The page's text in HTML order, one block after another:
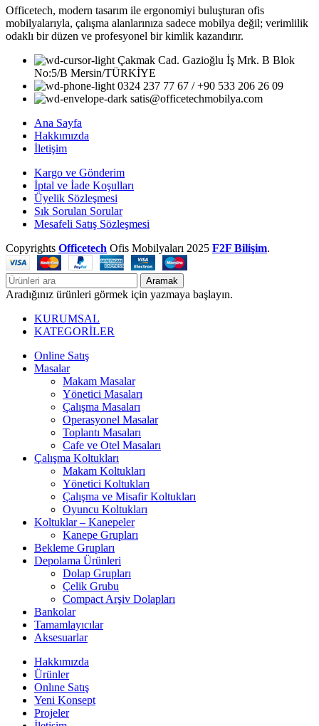
Officetech, modern tasarım ile ergonomiyi buluşturan ofis
mobilyalarıyla, çalışma alanlarınıza sadece mobilya değil; verimlilik
odaklı bir düzen ve profesyonel bir kimlik kazandırır.
Çakmak Cad. Gazioğlu İş Mrk. B Blok
No:5/B Mersin/TÜRKİYE
0324 237 77 67 / +90 533 206 26 09
satis@officetechmobilya.com
Ana Sayfa
Hakkımızda
İletişim
Kargo ve Gönderim
İptal ve İade Koşulları
Üyelik Sözleşmesi
Sık Sorulan Sorular
Mesafeli Satış Sözleşmesi
Copyrights Officetech Ofis Mobilyaları 2025 F2F Bilişim.
Aramak
Aradığınız ürünleri görmek için yazmaya başlayın.
KURUMSAL
KATEGORİLER
Online Satış
Masalar
Makam Masalar
Yönetici Masaları
Çalışma Masaları
Operasyonel Masalar
Toplantı Masaları
Cafe ve Otel Masaları
Çalışma Koltukları
Makam Koltukları
Yönetici Koltukları
Çalışma ve Misafir Koltukları
Oyuncu Koltukları
Koltuklar – Kanepeler
Kanepe Grupları
Bekleme Grupları
Depolama Ürünleri
Dolap Grupları
Çelik Grubu
Compact Arşiv Dolapları
Bankolar
Tamamlayıcılar
Aksesuarlar
Hakkımızda
Ürünler
Onlıne Satış
Yeni Konsept
Projeler